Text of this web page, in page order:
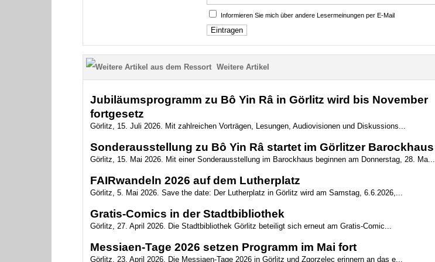
Informieren Sie mich über andere Lesermeinungen per E-Mail
Weitere Artikel
Jubiläumsprogramm zu Bô Yin Râ in Görlitz wird bis November
fortgesetz
Görlitz, 15. Juli 2026. Mit zahlreichen Vorträgen, Lesungen, Audiovisionen und Diskussions...
Sonderausstellung zu Bô Yin Râ startet im Görlitzer Barockhaus
Görlitz, 15. Mai 2026. Mit einer Sonderausstellung im Barockhaus beginnen am Donnerstag, 28. Ma...
FAIRwandeln 2026 auf dem Lutherplatz
Görlitz, 5. Mai 2026. Save the date: Der Lutherplatz in Görlitz wird am Samstag, 6.6.2026,...
Gratis-Comics in der Stadtbibliothek
Görlitz, 27. April 2026. Die Stadtbibliothek Görlitz beteiligt sich erneut am Gratis-Comic...
Messiaen-Tage 2026 setzen Programm im Mai fort
Görlitz, 23. April 2026. Die Messiaen-Tage 2026 in Görlitz und Zgorzelec erinnern an das e...